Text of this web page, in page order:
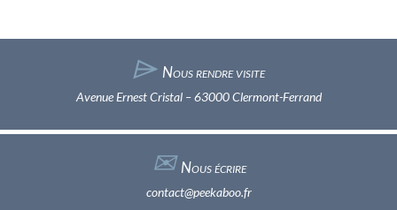
⌲ Nous rendre visite
Avenue Ernest Cristal – 63000 Clermont-Ferrand
✉︎Nous écrire
contact@peekaboo.fr